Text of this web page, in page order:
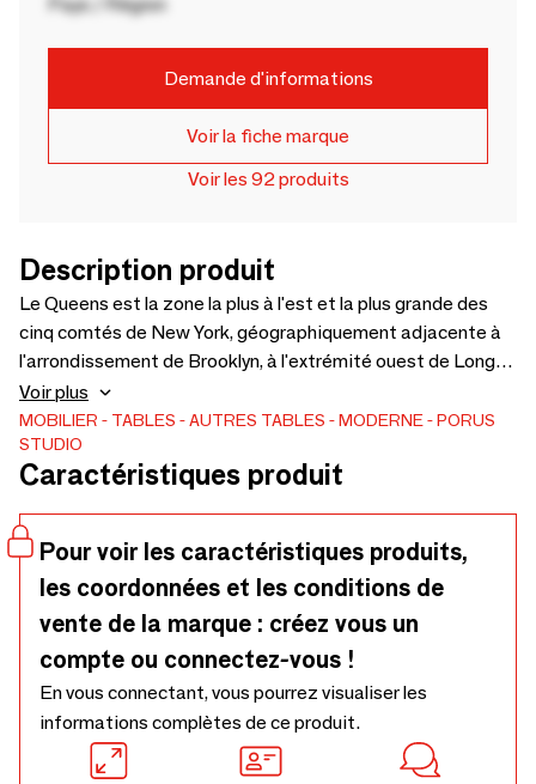
Pays / Région
Demande d'informations
Voir la fiche marque
Voir les 92 produits
Description produit
Le Queens est la zone la plus à l'est et la plus grande des
cinq comtés de New York, géographiquement adjacente à
l'arrondissement de Brooklyn, à l'extrémité ouest de Long
Island. Ce comté est l'une des zones urbaines les plus
diversifiées du monde sur le plan ethnique. Les designers de
Porus Studio ont transformé les objets en objets de vie de
luxe. Cette table de bar contemporaine est structurée en
met en valeur son design contemporain sophistiqué. Quel
que soit le style que vous préférez, nous sommes sûrs que la
table de bar Queens répo
Voir plus
MOBILIER TABLES AUTRES TABLES MODERNE
PORUS
STUDIO
Caractéristiques produit
Pour voir les caractéristiques produits,
les coordonnées et les conditions de
vente de la marque : créez vous un
compte ou connectez-vous !
En vous connectant, vous pourrez visualiser les
informations complètes de ce produit.